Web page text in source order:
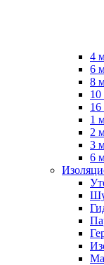
4
6
8
1
2
3
6